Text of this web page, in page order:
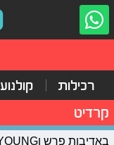
רכילות קולנוע
קרדיט
באדיבות פרש וHOT VOD YOUNG